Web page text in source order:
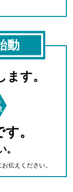
動
す。
。
伝えください。